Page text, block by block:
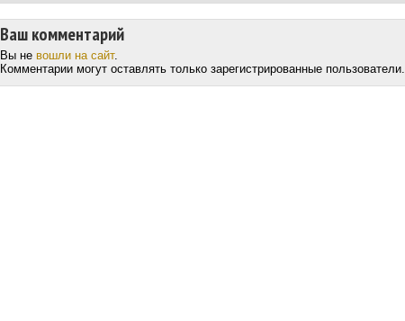
Ваш комментарий
Вы не вошли на сайт.
Комментарии могут оставлять только зарегистрированные пользователи.